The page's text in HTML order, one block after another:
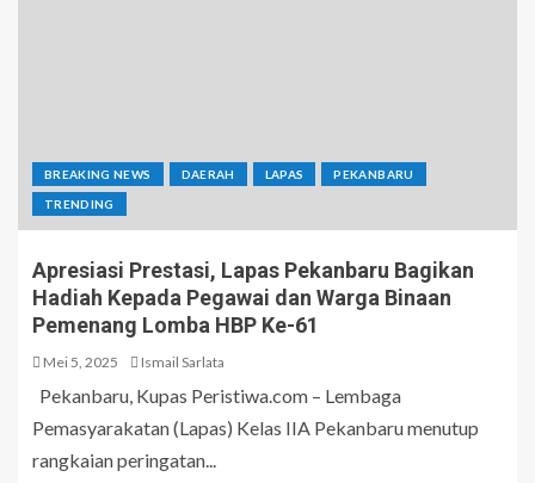
BREAKING NEWS DAERAH LAPAS PEKANBARU
TRENDING
Apresiasi Prestasi, Lapas Pekanbaru Bagikan
Hadiah Kepada Pegawai dan Warga Binaan
Pemenang Lomba HBP Ke-61
Mei 5, 2025 Ismail Sarlata
Pekanbaru, Kupas Peristiwa.com – Lembaga
Pemasyarakatan (Lapas) Kelas IIA Pekanbaru menutup
rangkaian peringatan...